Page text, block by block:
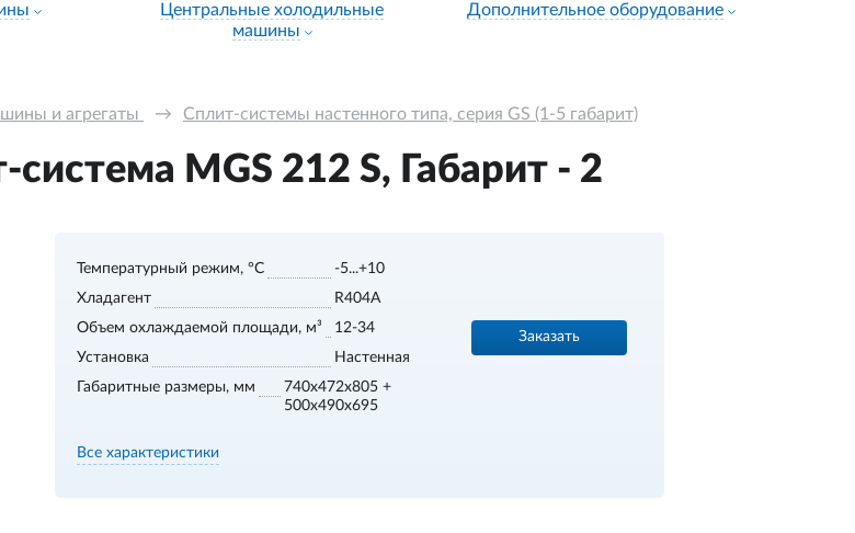
Центральные холодильные
машины
Дополнительное оборудование
и агрегаты → Сплит-системы настенного типа, серия GS (1-5 габарит)
MGS 212 S, Габарит - 2
Температурный режим, °С
-5...+10
Хладагент
R404A
Объем охлаждаемой площади, м³
12-34
Установка
Настенная
Габаритные размеры, мм
740x472x805 +
500x490x695
Заказать
Все характеристики